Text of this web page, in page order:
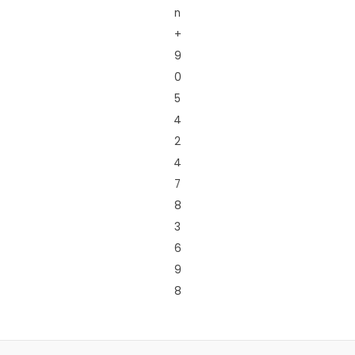
n
+
9
0
5
4
2
4
7
8
3
6
9
8